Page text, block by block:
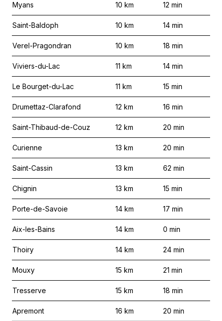
Myans 10 km 12 min
Saint-Baldoph 10 km 14 min
Verel-Pragondran 10 km 18 min
Viviers-du-Lac 11 km 14 min
Le Bourget-du-Lac 11 km 15 min
Drumettaz-Clarafond 12 km 16 min
Saint-Thibaud-de-Couz 12 km 20 min
Curienne 13 km 20 min
Saint-Cassin 13 km 62 min
Chignin 13 km 15 min
Porte-de-Savoie 14 km 17 min
Aix-les-Bains 14 km 0 min
Thoiry 14 km 24 min
Mouxy 15 km 21 min
Tresserve 15 km 18 min
Apremont 16 km 20 min